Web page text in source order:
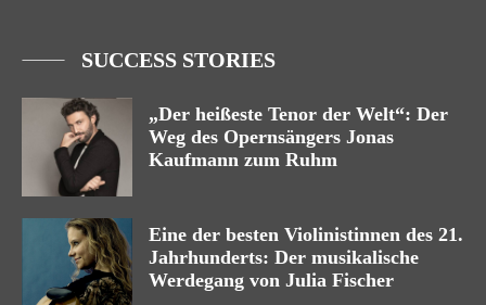
SUCCESS STORIES
„Der heißeste Tenor der Welt“: Der
Weg des Opernsängers Jonas
Kaufmann zum Ruhm
Eine der besten Violinistinnen des 21.
Jahrhunderts: Der musikalische
Werdegang von Julia Fischer